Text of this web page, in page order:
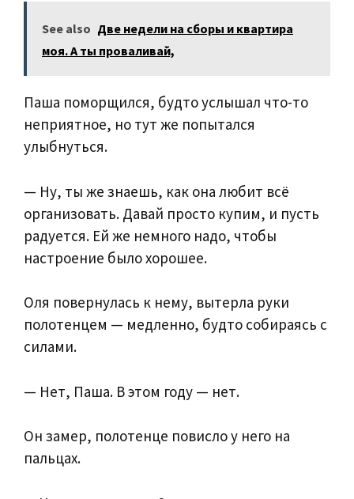
See also Две недели на сборы и квартира
моя. А ты проваливай,
Паша поморщился, будто услышал что-то
неприятное, но тут же попытался
улыбнуться.
— Ну, ты же знаешь, как она любит всё
организовать. Давай просто купим, и пусть
радуется. Ей же немного надо, чтобы
настроение было хорошее.
Оля повернулась к нему, вытерла руки
полотенцем — медленно, будто собираясь с
силами.
— Нет, Паша. В этом году — нет.
Он замер, полотенце повисло у него на
пальцах.